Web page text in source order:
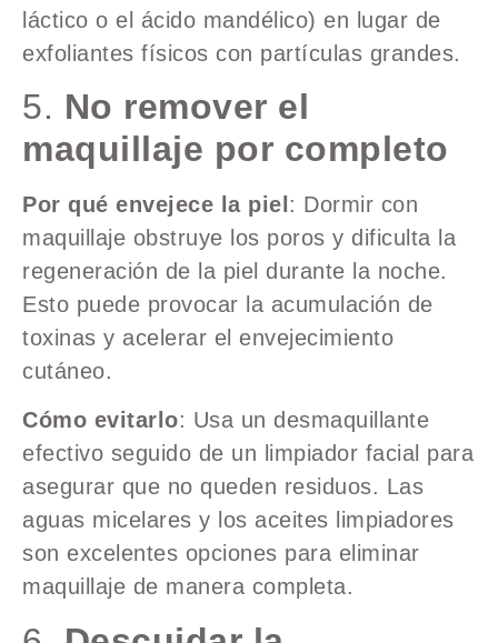
láctico o el ácido mandélico) en lugar de
exfoliantes físicos con partículas grandes.
5. No remover el
maquillaje por completo
Por qué envejece la piel : Dormir con
maquillaje obstruye los poros y dificulta la
regeneración de la piel durante la noche.
Esto puede provocar la acumulación de
toxinas y acelerar el envejecimiento
cutáneo.
Cómo evitarlo: Usa un desmaquillante
efectivo seguido de un limpiador facial para
asegurar que no queden residuos. Las
aguas micelares y los aceites limpiadores
son excelentes opciones para eliminar
maquillaje de manera completa.